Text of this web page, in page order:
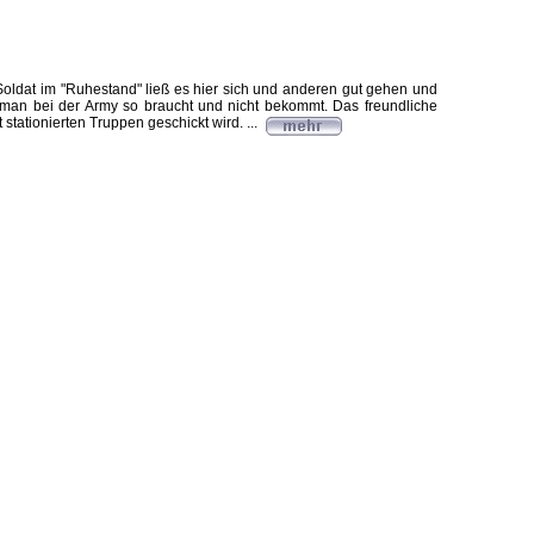
im "Ruhestand" ließ es hier sich und anderen gut gehen und
bei der Army so braucht und nicht bekommt. Das freundliche
Truppen geschickt wird. ...